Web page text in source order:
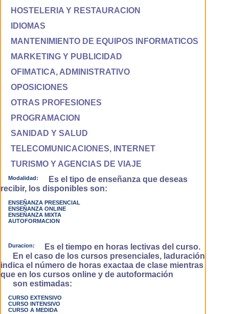
HOSTELERIA Y RESTAURACION
IDIOMAS
MANTENIMIENTO DE EQUIPOS INFORMATICOS
MARKETING Y PUBLICIDAD
OFIMATICA, ADMINISTRATIVO
OPOSICIONES
OTRAS PROFESIONES
PROGRAMACION
SANIDAD Y SALUD
TELECOMUNICACIONES, INTERNET
TURISMO Y AGENCIAS DE VIAJE
Modalidad:
Es el tipo de enseñanza que deseas
recibir, los disponibles son:
ENSEÑANZA PRESENCIAL
ENSEÑANZA ONLINE
ENSEÑANZA MIXTA
AUTOFORMACION
Duracion:
Es el tiempo en horas lectivas del curso.
En el caso de los cursos presenciales, laduración
indica el número de horas exactaa de clase mientras
que en los cursos online y de autoformación
son estimadas:
CURSO EXTENSIVO
CURSO INTENSIVO
CURSO A MEDIDA